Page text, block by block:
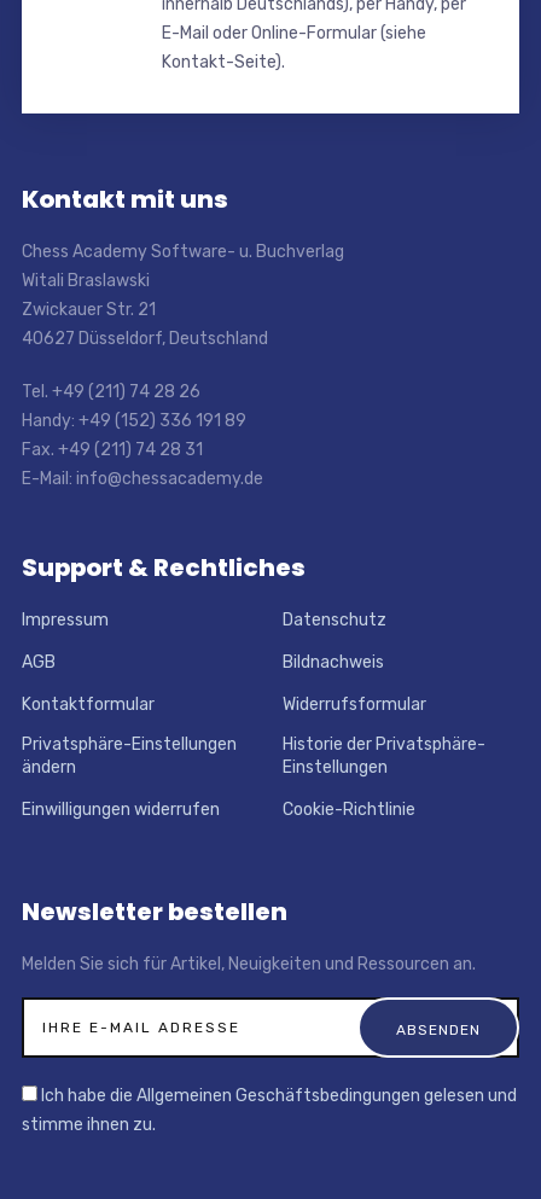
innerhalb Deutschlands), per Handy, per
E-Mail oder Online-Formular (siehe
Kontakt-Seite).
Kontakt mit uns
Chess Academy Software- u. Buchverlag
Witali Braslawski
Zwickauer Str. 21
40627 Düsseldorf, Deutschland
Tel. +49 (211) 74 28 26
Handy: +49 (152) 336 191 89
Fax. +49 (211) 74 28 31
E-Mail: info@chessacademy.de
Support & Rechtliches
Impressum Datenschutz
AGB Bildnachweis
Kontaktformular
Widerrufsformular
Privatsphäre-Einstellungen
ändern
Historie der Privatsphäre-
Einstellungen
Einwilligungen widerrufen Cookie-Richtlinie
Newsletter bestellen
Melden Sie sich für Artikel, Neuigkeiten und Ressourcen an.
Ich habe die Allgemeinen Geschäftsbedingungen gelesen und
stimme ihnen zu.